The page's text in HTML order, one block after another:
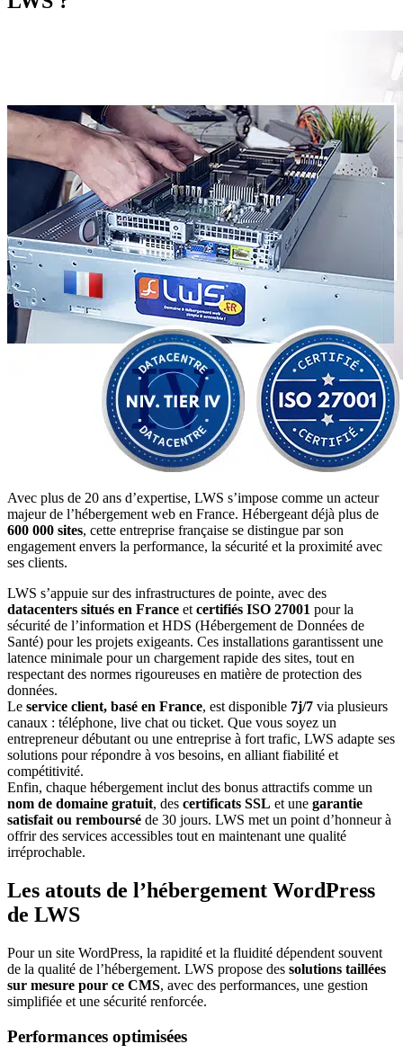
Avec plus de 20 ans d’expertise, LWS s’impose comme un acteur
majeur de l’hébergement web en France. Hébergeant déjà plus de
600 000 sites, cette entreprise française se distingue par son
engagement envers la performance, la sécurité et la proximité avec
ses clients.
LWS s’appuie sur des infrastructures de pointe, avec des
datacenters situés en France etcertifiés ISO 27001 pour la
sécurité de l’information et HDS (Hébergement de Données de
Santé) pour les projets exigeants. Ces installations garantissent une
latence minimale pour un chargement rapide des sites, tout en
respectant des normes rigoureuses en matière de protection des
données.
Le service client, basé en France, est disponible 7j/7 via plusieurs
canaux : téléphone, live chat ou ticket. Que vous soyez un
entrepreneur débutant ou une entreprise à fort trafic, LWS adapte ses
solutions pour répondre à vos besoins, en alliant fiabilité et
compétitivité.
Enfin, chaque hébergement inclut des bonus attractifs comme un
nom de domaine gratuit, des certificats SSL et une garantie
satisfait ou remboursé de 30 jours. LWS met un point d’honneur à
offrir des services accessibles tout en maintenant une qualité
irréprochable.
Les atouts de l’hébergement WordPress
de LWS
Pour un site WordPress, la rapidité et la fluidité dépendent souvent
de la qualité de l’hébergement. LWS propose des solutions taillées
sur mesure pour ce CMS, avec des performances, une gestion
simplifiée et une sécurité renforcée.
Performances optimisées